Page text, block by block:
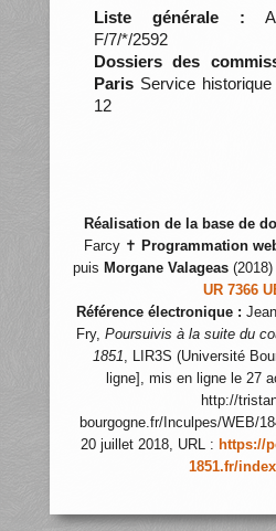
Liste générale :
F/7/*/2592
Dossiers des
ParisService
12
Réalisation de la base de
Farcy ✝ Programmation
puis Morgane Valageas (2018)
UR 7366
Référence électronique :
Fry, Poursuivis à la suite du
1851, LIR3S (Université
ligne], mis en ligne le 27
http://
bourgogne.fr/Inculpes/WEB/
20 juillet 2018, URL : https://
1851.fr/